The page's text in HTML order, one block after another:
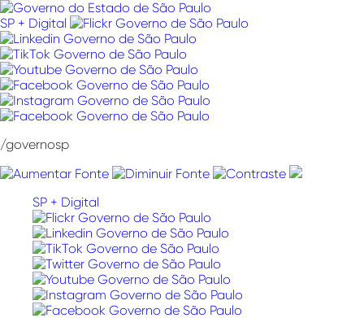
Pular
para
o
conteúdo
SP + Digital
/governosp
SP + Digital